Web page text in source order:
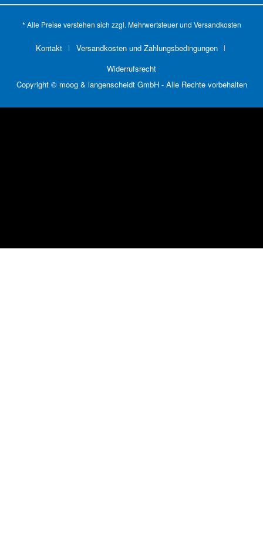
* Alle Preise verstehen sich zzgl. Mehrwertsteuer und Versandkosten
Kontakt
Versandkosten und Zahlungsbedingungen
Widerrufsrecht
Copyright © moog & langenscheidt GmbH - Alle Rechte vorbehalten